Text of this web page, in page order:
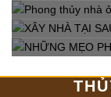
XÂY
ĐÓN